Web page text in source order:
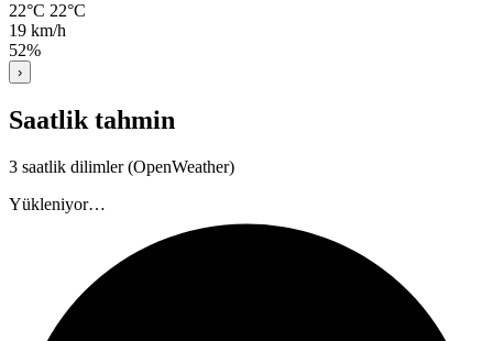
22°C 22°C
19 km/h
52%
›
Saatlik tahmin
3 saatlik dilimler (OpenWeather)
Yükleniyor…